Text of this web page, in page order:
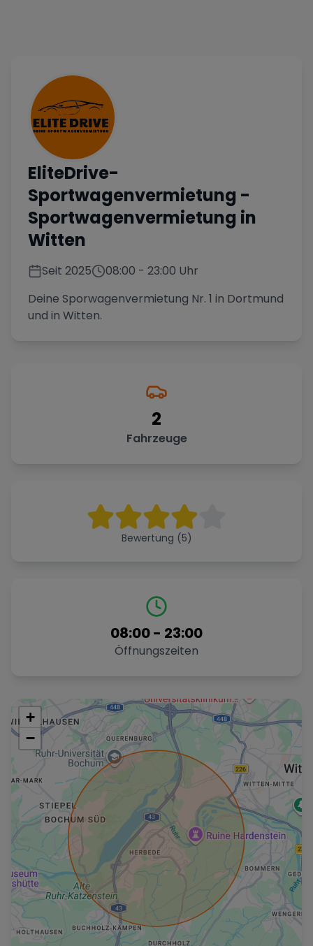
EliteDrive-
Sportwagenvermietung -
Sportwagenvermietung in
Witten
Seit 2025 08:00 - 23:00 Uhr
Deine Sporwagenvermietung Nr. 1 in Dortmund
und in Witten.
2
Fahrzeuge
Bewertung (5)
08:00- 23:00
Öffnungszeiten
+
−